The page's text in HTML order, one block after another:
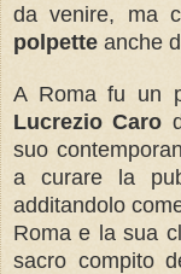
da venire, ma
polpette anche
A Roma fu un
Lucrezio Caro
suo
a curare la
additandolo
Roma e la sua
sacro compito